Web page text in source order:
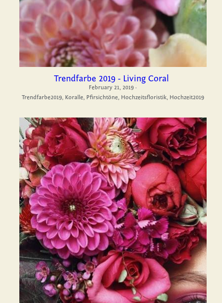
Trendfarbe 2019 - Living Coral
February 21, 2019 ·
Trendfarbe2019, Koralle, Pfirsichtöne, Hochzeitsfloristik, Hochzeit2019